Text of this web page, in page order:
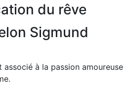
du rêve
Sigmund
associé à la passion amoureuse